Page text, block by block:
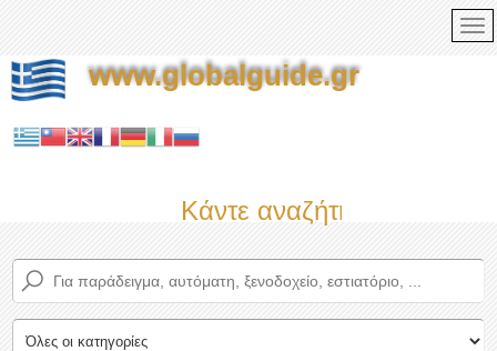
www.globalguide.gr
Κάντε αναζήτηση τώρα